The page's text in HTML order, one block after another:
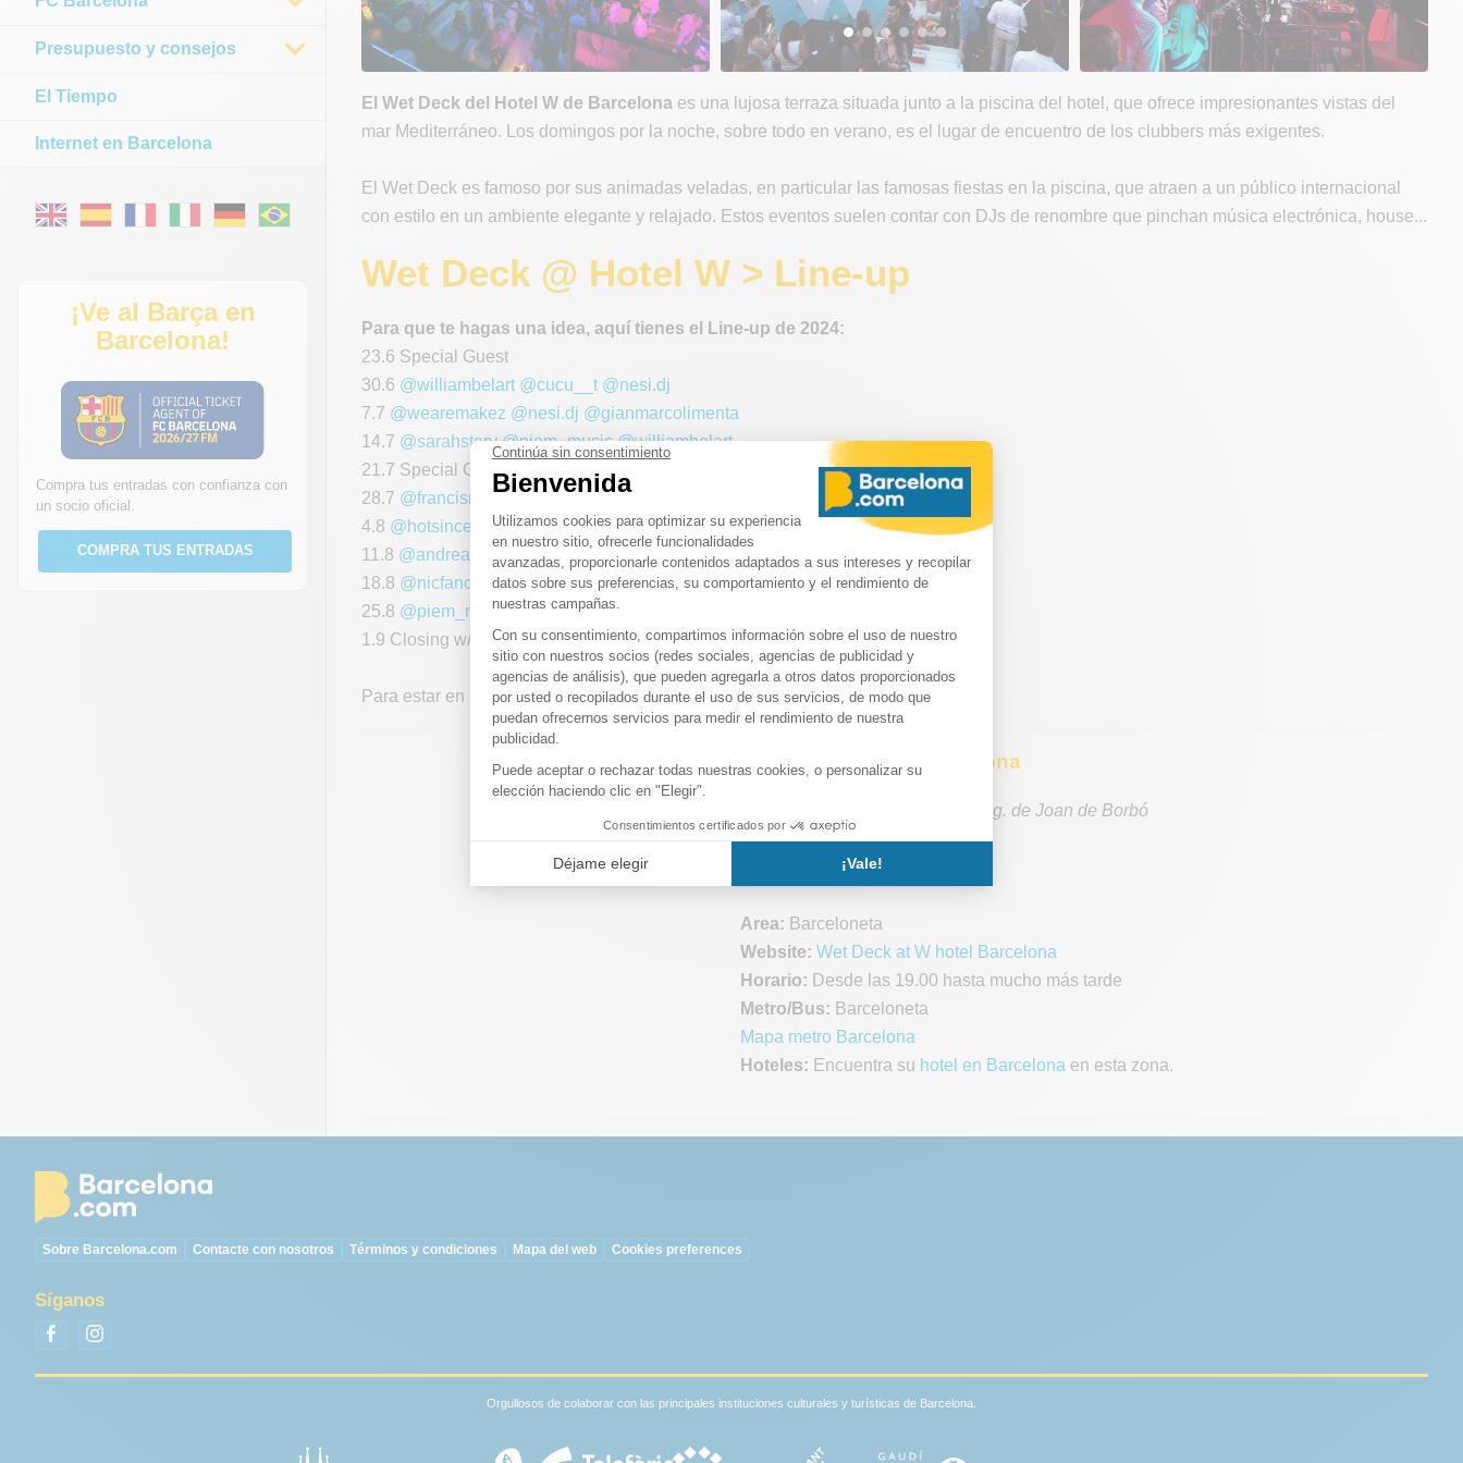
El Wet Deck del Hotel W de Barcelona es una lujosa terraza situada junto a la piscina del hotel, que ofrece impresionantes vistas del
mar Mediterráneo. Los domingos por la noche, sobre todo en verano, es el lugar de encuentro de los clubbers más exigentes.
El Wet Deck es famoso por sus animadas veladas, en particular las famosas fiestas en la piscina, que atraen a un público internacional
con estilo en un ambiente elegante y relajado. Estos eventos suelen contar con DJs de renombre que pinchan música electrónica, house...
Wet Deck @ Hotel W > Line-up
Para que te hagas una idea, aquí tienes el Line-up de 2024:
23.6 Special Guest
30.6 @williambelart @cucu__t @nesi.dj
7.7 @wearemakez @nesi.dj @gianmarcolimenta
14.7 @sarahstory @piem_music @williambelart
21.7 Special Guest
28.7 @francismercier3h set@nesi.dj
4.8 @hotsince82 @piem_music @williambelart
11.8 @andreaoliva1 @nesi.dj
@gianmarcolimenta
18.8 @nicfanciulli @piem_music @nesi.dj
25.8 @piem_music @jansemusic
1.9 Closing w/special guest
Para estar en la Guest List o reservar una mesa.
Wet Deck en el W Barcelona
Plaça Rosa Del Vents 1, Final, Pg. de Joan de Borbó
Barcelona
Area: Barceloneta
Website: Wet Deck at W hotel Barcelona
Horario: Desde las 19.00 hasta mucho más tarde
Metro/Bus: Barceloneta
Mapa metro Barcelona
Hoteles: Encuentra su hotel en Barcelona en esta zona.
Presupuesto y consejos
El Tiempo
Internet en Barcelona
¡Ve al Barça en
Barcelona!
Compra tus entradas con confianza con
un socio oficial.
COMPRA TUS ENTRADAS
Sobre Barcelona.com Contacte con nosotros Términos y condiciones Mapa del web Cookies preferences
Síganos
Orgullosos de colaborar con las principales instituciones culturales y turísticas de Barcelona.